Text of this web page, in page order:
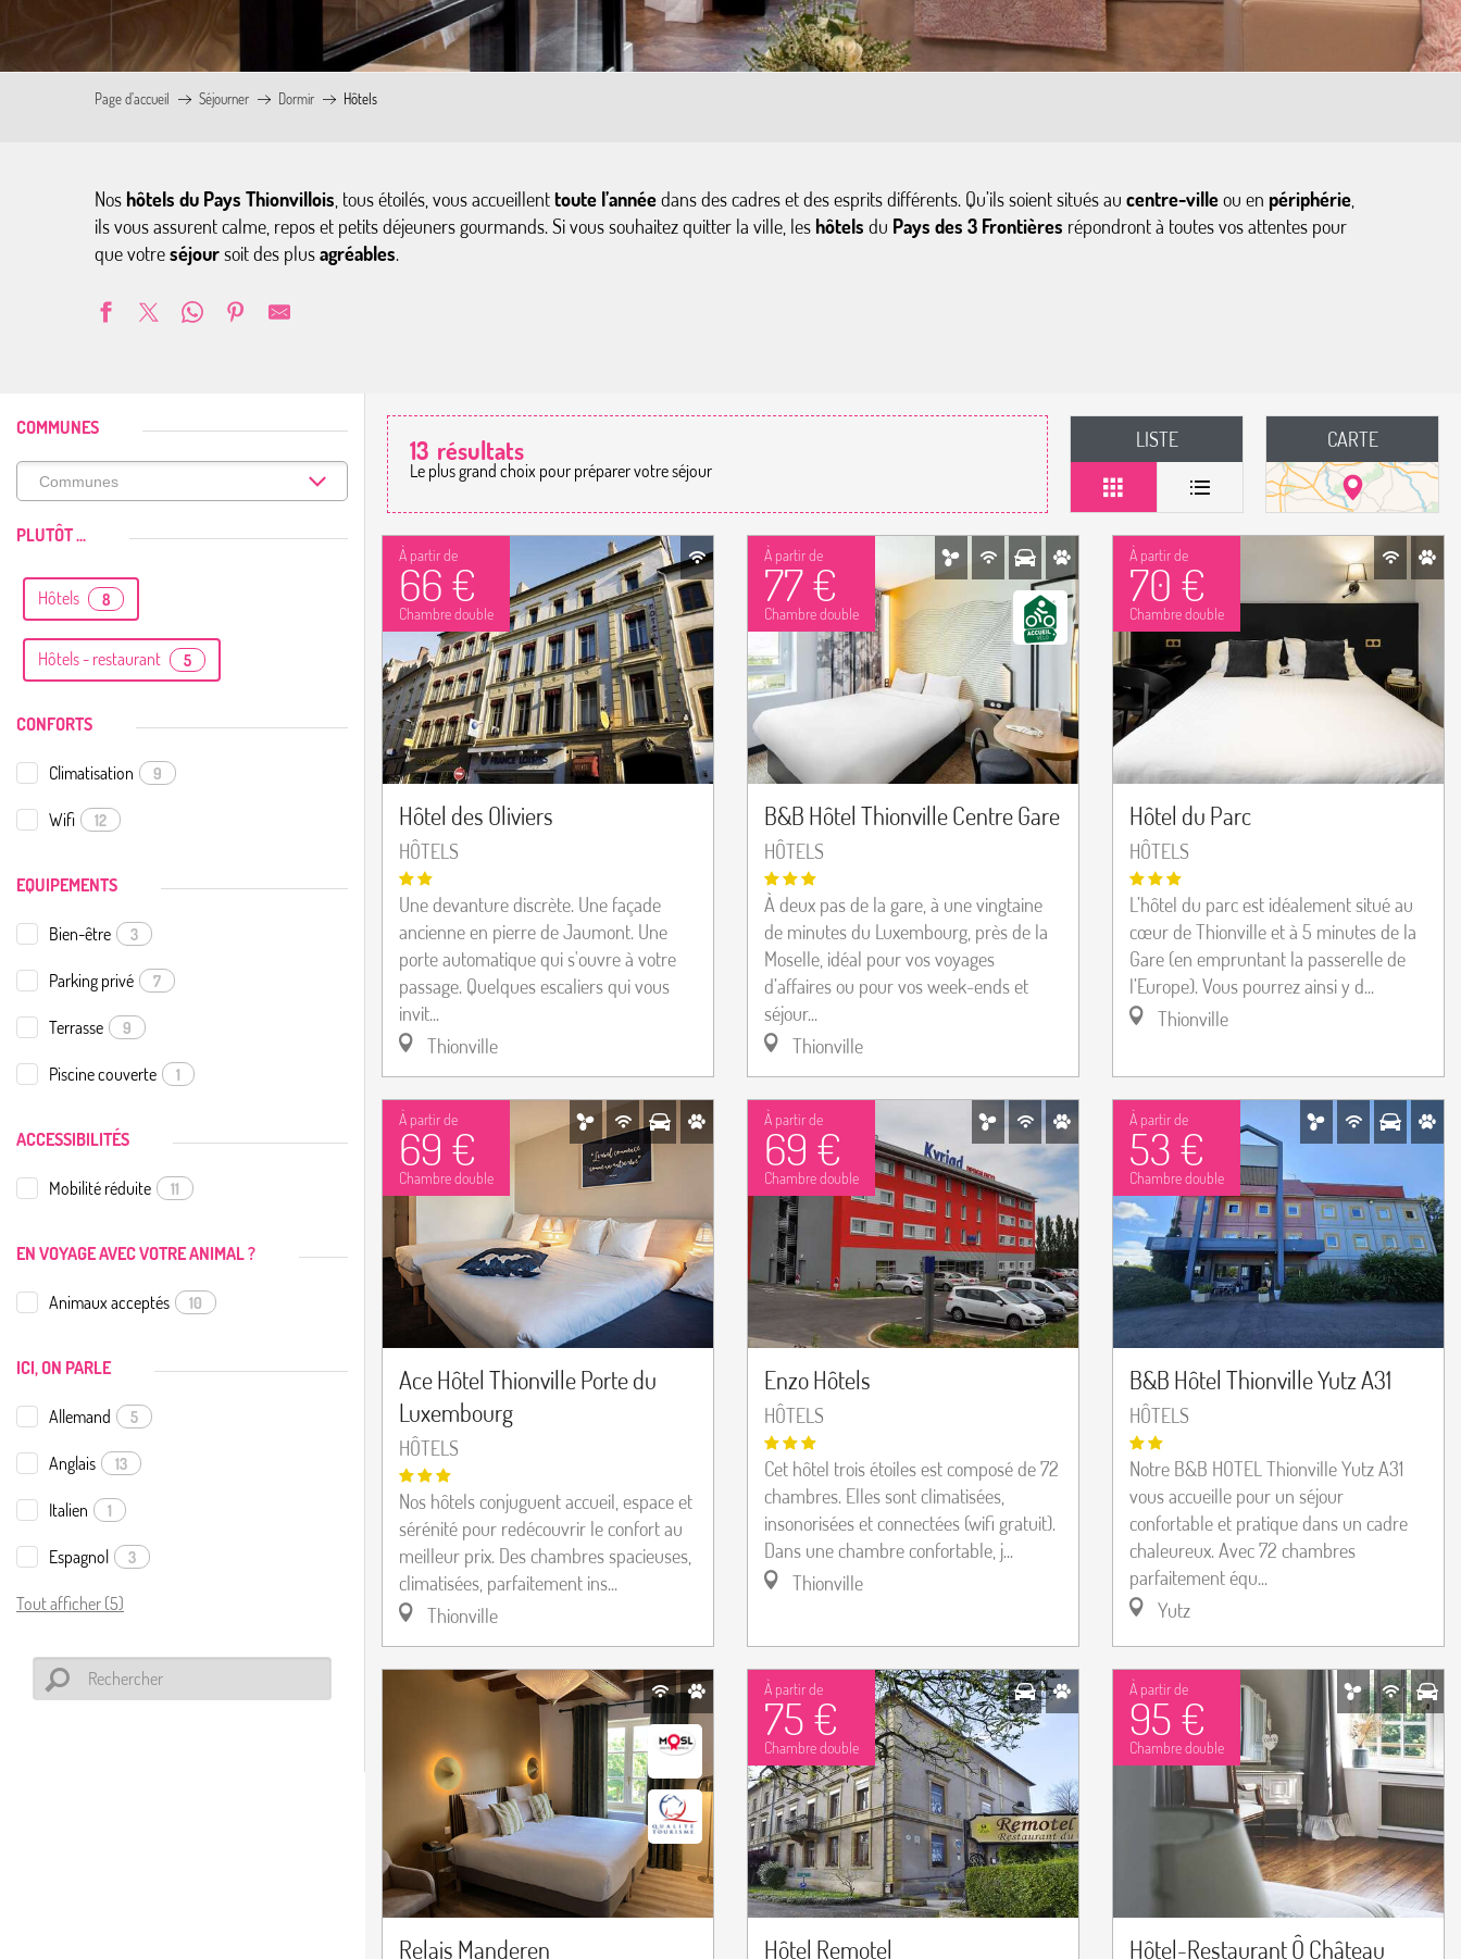
Page d’accueil Séjourner Dormir Hôtels
Nos hôtels du Pays Thionvillois , tous étoilés, vous accueillenttoute l’annéedans des cadres et des esprits différents. Qu’ils soient situés au centre-villeou en périphérie
ils vous assurent calme, repos et petits déjeuners gourmands. Si vous souhaitez quitter la ville, les hôtels du Pays des 3 Frontières répondront à toutes vos attentes pour
que votreséjoursoit des plusagréables.
COMMUNES
PLUTÔT ...
Hôtels 8
Hôtels - restaurant 5
CONFORTS
Climatisation 9
Wifi 12
EQUIPEMENTS
Bien-être 3
Parking privé 7
Terrasse 9
Piscine couverte 1
ACCESSIBILITÉS
Mobilité réduite 11
EN VOYAGE AVEC VOTRE ANIMAL ?
Animaux acceptés 10
ICI, ON PARLE
Allemand 5
Anglais 13
Italien 1
Espagnol 3
Tout afficher (5)
13 résultats
Le plus grand choix pour préparer votre séjour
LISTE CARTE
À partir de
66 €
Chambre double
Hôtel des Oliviers
HÔTELS
Une devanture discrète. Une façade
ancienne en pierre de Jaumont. Une
porte automatique qui s'ouvre à votre
passage. Quelques escaliers qui vous
invit...
Thionville
À partir de
77 €
Chambre double
B&B Hôtel Thionville Centre Gare
HÔTELS
À deux pas de la gare, à une vingtaine
de minutes du Luxembourg, près de la
Moselle, idéal pour vos voyages
d’affaires ou pour vos week-ends et
séjour...
Thionville
À partir de
70 €
Chambre double
Hôtel du Parc
HÔTELS
L’hôtel du parc est idéalement situé au
cœur de Thionville et à 5 minutes de la
Gare (en empruntant la passerelle de
l’Europe). Vous pourrez ainsi y d...
Thionville
À partir de
69 €
Chambre double
Ace Hôtel Thionville Porte du
Luxembourg
HÔTELS
Nos hôtels conjuguent accueil, espace et
sérénité pour redécouvrir le confort au
meilleur prix. Des chambres spacieuses,
climatisées, parfaitement ins...
Thionville
À partir de
69 €
Chambre double
Enzo Hôtels
HÔTELS
Cet hôtel trois étoiles est composé de 72
chambres. Elles sont climatisées,
insonorisées et connectées (wifi gratuit).
Dans une chambre confortable, j...
Thionville
À partir de
53 €
Chambre double
B&B Hôtel Thionville Yutz A31
HÔTELS
Notre B&B HOTEL Thionville Yutz A31
vous accueille pour un séjour
confortable et pratique dans un cadre
chaleureux. Avec 72 chambres
parfaitement équ...
Yutz
Relais Manderen
À partir de
75 €
Chambre double
Hôtel Remotel
À partir de
95 €
Chambre double
Hôtel-Restaurant Ô Château